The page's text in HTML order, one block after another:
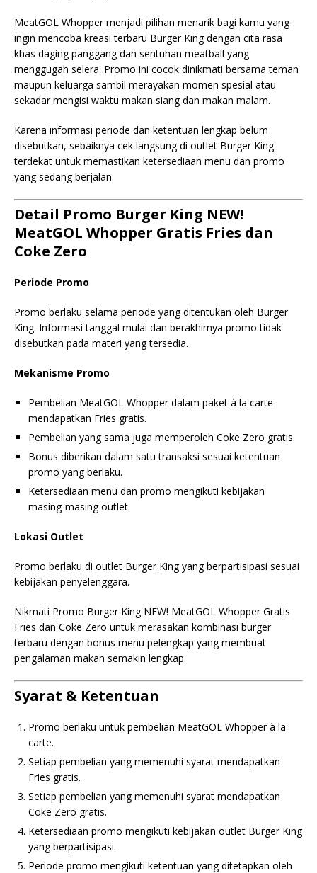
MeatGOL Whopper menjadi pilihan menarik bagi kamu yang
ingin mencoba kreasi terbaru Burger King dengan cita rasa
khas daging panggang dan sentuhan meatball yang
menggugah selera. Promo ini cocok dinikmati bersama teman
maupun keluarga sambil merayakan momen spesial atau
sekadar mengisi waktu makan siang dan makan malam.
Karena informasi periode dan ketentuan lengkap belum
disebutkan, sebaiknya cek langsung di outlet Burger King
terdekat untuk memastikan ketersediaan menu dan promo
yang sedang berjalan.
Detail Promo Burger King NEW!
MeatGOL Whopper Gratis Fries dan
Coke Zero
Periode Promo
Promo berlaku selama periode yang ditentukan oleh Burger
King. Informasi tanggal mulai dan berakhirnya promo tidak
disebutkan pada materi yang tersedia.
Mekanisme Promo
Pembelian MeatGOL Whopper dalam paket à la carte
mendapatkan Fries gratis.
Pembelian yang sama juga memperoleh Coke Zero gratis.
Bonus diberikan dalam satu transaksi sesuai ketentuan
promo yang berlaku.
Ketersediaan menu dan promo mengikuti kebijakan
masing-masing outlet.
Lokasi Outlet
Promo berlaku di outlet Burger King yang berpartisipasi sesuai
kebijakan penyelenggara.
Nikmati Promo Burger King NEW! MeatGOL Whopper Gratis
Fries dan Coke Zero untuk merasakan kombinasi burger
terbaru dengan bonus menu pelengkap yang membuat
pengalaman makan semakin lengkap.
Syarat & Ketentuan
Promo berlaku untuk pembelian MeatGOL Whopper à la
carte.
Setiap pembelian yang memenuhi syarat mendapatkan
Fries gratis.
Setiap pembelian yang memenuhi syarat mendapatkan
Coke Zero gratis.
Ketersediaan promo mengikuti kebijakan outlet Burger King
yang berpartisipasi.
Periode promo mengikuti ketentuan yang ditetapkan oleh